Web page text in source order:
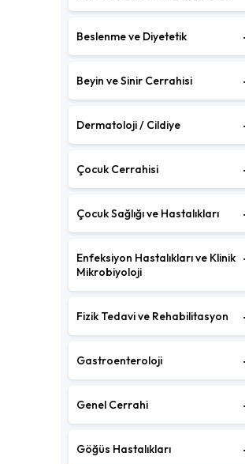
Beslenme ve Diyetetik
Beyin ve Sinir Cerrahisi
Dermatoloji / Cildiye
Çocuk Cerrahisi
Çocuk Sağlığı ve Hastalıkları
Enfeksiyon Hastalıkları ve Klinik
Mikrobiyoloji
Fizik Tedavi ve Rehabilitasyon
Gastroenteroloji
Genel Cerrahi
Göğüs Hastalıkları